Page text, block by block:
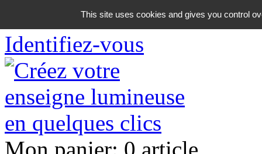
06 18 42 08 59
Identifiez-vous
This site uses cookies and gives you control